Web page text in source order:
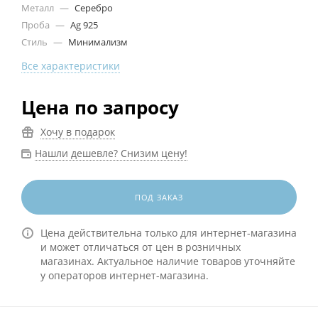
Металл — Серебро
Проба — Ag 925
Стиль — Минимализм
Все характеристики
Цена по запросу
Хочу в подарок
Нашли дешевле? Снизим цену!
ПОД ЗАКАЗ
Цена действительна только для интернет-магазина
и может отличаться от цен в розничных
магазинах. Актуальное наличие товаров уточняйте
у операторов интернет-магазина.